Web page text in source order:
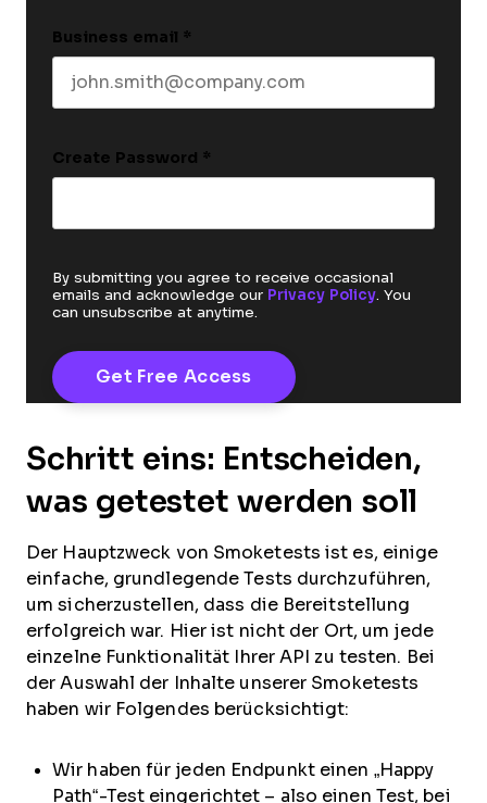
Business email *
Create Password *
By submitting you agree to receive occasional
emails and acknowledge our Privacy Policy. You
can unsubscribe at anytime.
Schritt eins: Entscheiden,
was getestet werden soll
Der Hauptzweck von Smoketests ist es, einige
einfache, grundlegende Tests durchzuführen,
um sicherzustellen, dass die Bereitstellung
erfolgreich war. Hier ist nicht der Ort, um jede
einzelne Funktionalität Ihrer API zu testen. Bei
der Auswahl der Inhalte unserer Smoketests
haben wir Folgendes berücksichtigt:
Wir haben für jeden Endpunkt einen „Happy
Path“-Test eingerichtet – also einen Test, bei